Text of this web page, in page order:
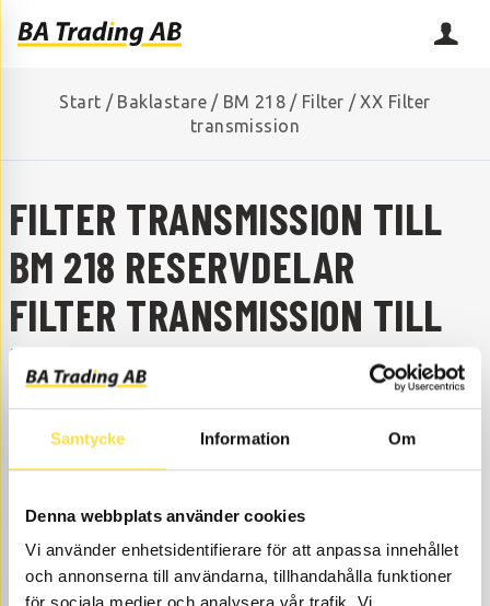
Samtycke Information Om
Denna webbplats använder cookies
Vi använder enhetsidentifierare för att anpassa innehållet
och annonserna till användarna, tillhandahålla funktioner
Start / Baklastare / BM 218 / Filter / XX Filter
transmission
FILTER TRANSMISSION TILL
BM 218 RESERVDELAR
FILTER TRANSMISSION TILL
BM 218
SAKNAR DU NÅGON RESERVDEL?
Kontakta oss så hjälper vi dig!
Filter transmission till BM 218 baklastare finns som
reservdelar hos oss på BA Trading. Våra reservdelar till
BM 218 finns som nya eller begagnade och varsamt